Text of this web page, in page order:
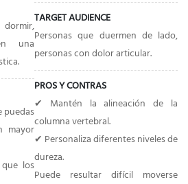
dormir,
una
puedas
mayor
los
TARGET AUDIENCE
Personas que duermen de lado,
personas con dolor articular.
PROS Y CONTRAS
✔ Mantén la alineación de la
columna vertebral.
✔ Personaliza diferentes niveles de
dureza.
Puede resultar difícil moverse